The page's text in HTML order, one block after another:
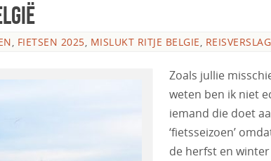
, FIETSEN 2025, MISLUKT RITJE BELGIE, REISVERSLAG
Zoals jullie
weten ben ik niet
iemand die doet
‘fietsseizoen’
de herfst en winter